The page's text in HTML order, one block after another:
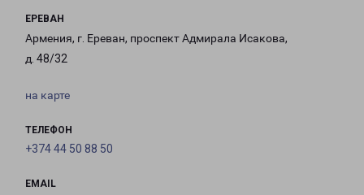
ЕРЕВАН
Армения, г. Ереван, проспект Адмирала Исакова,
д. 48/32
на карте
ТЕЛЕФОН
+374 44 50 88 50
EMAIL